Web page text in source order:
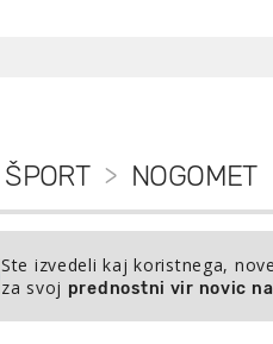
ŠPORT > NOGOMET
Ste izvedeli kaj koristnega,
za svoj prednostni vir novic